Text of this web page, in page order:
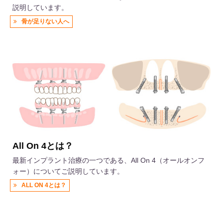
説明しています。
骨が足りない人へ
All On 4とは？
最新インプラント治療の一つである、All On 4（オールオンフ
ォー）についてご説明しています。
ALL ON 4とは？